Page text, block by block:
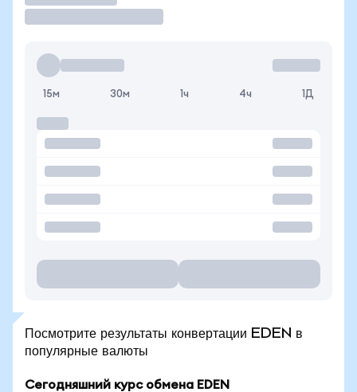
15м 30м 1ч 4ч 1Д
Посмотрите результаты конвертации EDEN в
популярные валюты
Сегодняшний курс обмена EDEN